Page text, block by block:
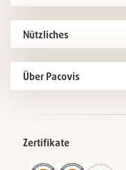
Nützliches
Über Pacovis
Zertifikate